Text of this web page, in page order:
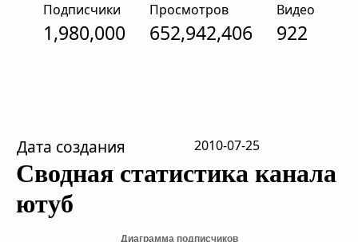
Подписчики
1,980,000
Просмотров
652,942,406
Видео
922
Дата создания 2010-07-25
Сводная статистика канала
ютуб